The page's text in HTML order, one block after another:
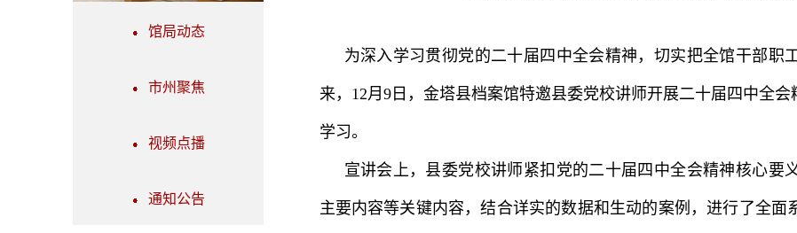
馆局动态
市州聚焦
视频点播
通知公告
为深入学习贯彻党的二十届四中全会精神，切实把全馆干部职
来，12月9日，金塔县档案馆特邀县委党校讲师开展二十届四中全
学习。
宣讲会上，县委党校讲师紧扣党的二十届四中全会精神核心要
主要内容等关键内容，结合详实的数据和生动的案例，进行了全面